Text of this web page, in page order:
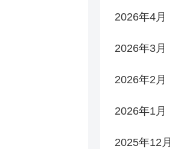
2026年4月
2026年3月
2026年2月
2026年1月
2025年12月